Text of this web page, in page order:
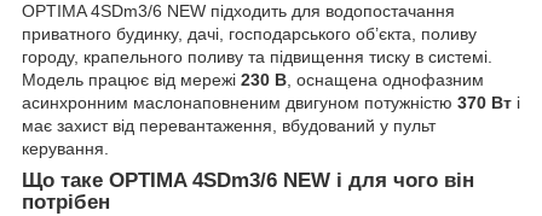
OPTIMA 4SDm3/6 NEW підходить для водопостачання
приватного будинку, дачі, господарського об’єкта, поливу
городу, крапельного поливу та підвищення тиску в системі.
Модель працює від мережі 230 В, оснащена однофазним
асинхронним маслонаповненим двигуном потужністю 370 Вт і
має захист від перевантаження, вбудований у пульт
керування.
Що таке OPTIMA 4SDm3/6 NEW і для чого він
потрібен